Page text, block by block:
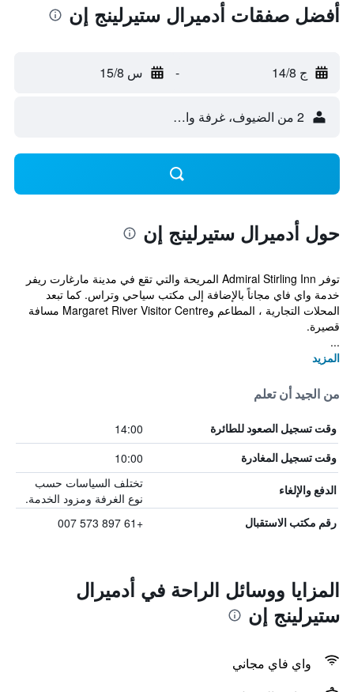
أفضل صفقات أدميرال ستيرلينج إن
ج 14/8 - س 15/8
2 من الضيوف، غرفة واحدة
حول أدميرال ستيرلينج إن
توفر Admiral Stirling Inn المريحة والتي تقع في مدينة مارغارت ريفر
خدمة واي فاي مجاناً بالإضافة إلى مكتب سياحي وتراس. كما تبعد
المحلات التجارية ، المطاعم وMargaret River Visitor Centre مسافة
قصيرة.
...
المزيد
من الجيد أن تعلم
وقت تسجيل الصعود للطائرة 14:00
وقت تسجيل المغادرة 10:00
الدفع والإلغاء
تختلف السياسات حسب
نوع الغرفة ومزود الخدمة.
رقم مكتب الاستقبال +61 897 573 007
المزايا ووسائل الراحة في أدميرال
ستيرلينج إن
واي فاي مجاني